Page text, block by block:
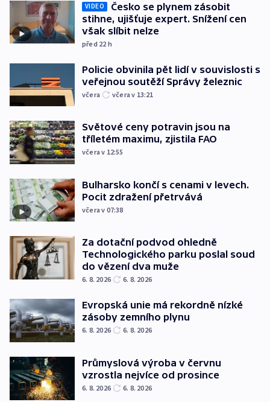
VIDEO
Česko se plynem zásobit
stihne, ujišťuje expert. Snížení cen
však slíbit nelze
před 22 h
Policie obvinila pět lidí v souvislosti s
veřejnou soutěží Správy železnic
včera včera v 13:21
Světové ceny potravin jsou na
tříletém maximu, zjistila FAO
včera v 12:55
Bulharsko končí s cenami v levech.
Pocit zdražení přetrvává
včera v 07:38
Za dotační podvod ohledně
Technologického parku poslal soud
do vězení dva muže
6. 8. 2026 6. 8. 2026
Evropská unie má rekordně nízké
zásoby zemního plynu
6. 8. 2026 6. 8. 2026
Průmyslová výroba v červnu
vzrostla nejvíce od prosince
6. 8. 2026 6. 8. 2026